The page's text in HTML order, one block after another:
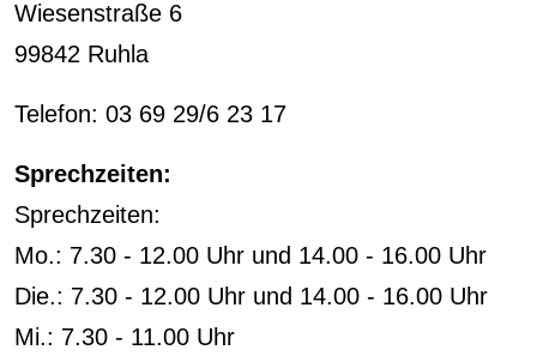
Wiesenstraße 6
99842 Ruhla
Telefon: 03 69 29/6 23 17
Sprechzeiten:
Sprechzeiten:
Mo.: 7.30 - 12.00 Uhr und 14.00 - 16.00 Uhr
Die.: 7.30 - 12.00 Uhr und 14.00 - 16.00 Uhr
Mi.: 7.30 - 11.00 Uhr